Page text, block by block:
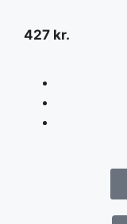
427 kr.